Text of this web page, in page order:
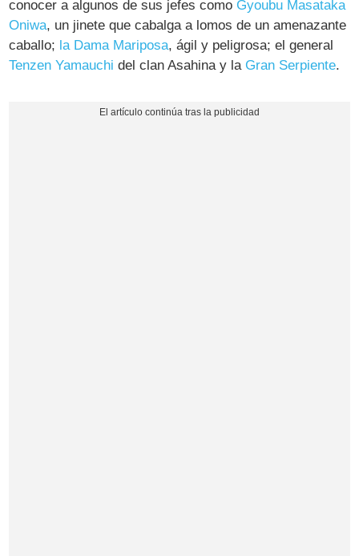
conocer a algunos de sus jefes como Gyoubu Masataka
Oniwa, un jinete que cabalga a lomos de un amenazante
caballo; la Dama Mariposa, ágil y peligrosa; el general
Tenzen Yamauchi del clan Asahina y la Gran Serpiente.